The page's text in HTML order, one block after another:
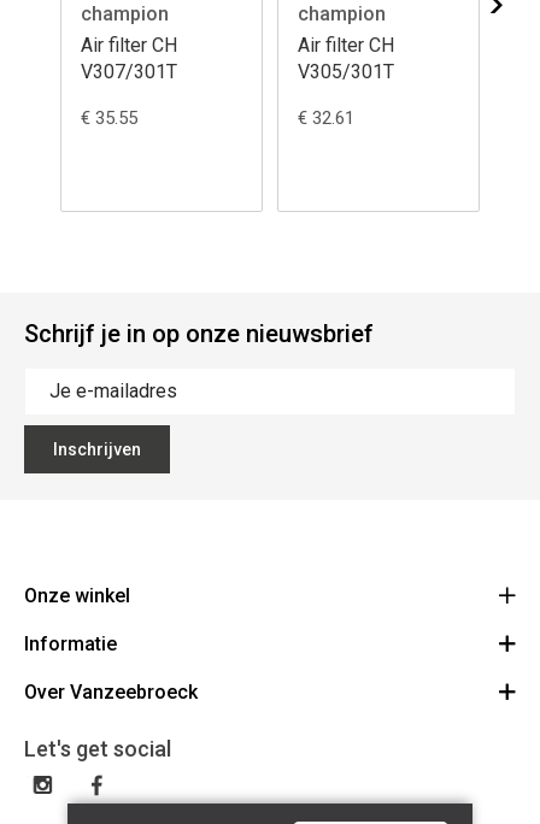
champion
Air filter CH
V307/301T
€ 35.55
champion
Air filter CH
V305/301T
€ 32.61
Schrijf je in op onze nieuwsbrief
Inschrijven
Onze winkel
Vanzeebroeck Motors
1600 Sint-Pieters-Leeuw
023316022
BE0425198510
Informatie
Bestelling annuleren
Algemene voorwaarden
Disclaimer
Over Vanzeebroeck
Cadeaubon
Verzenden & Retourneren
Let's get social